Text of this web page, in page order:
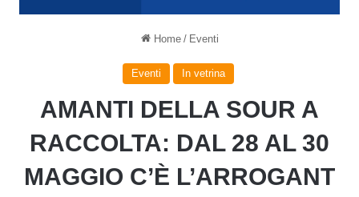
Home / Eventi
Eventi In vetrina
AMANTI DELLA SOUR A
RACCOLTA: DAL 28 AL 30
MAGGIO C’È L’ARROGANT